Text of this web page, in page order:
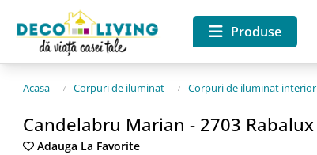
Produse
Acasa Corpuri de iluminat Corpuri de iluminat interior
Candelabru Marian - 2703 Rabalux
Adauga La Favorite